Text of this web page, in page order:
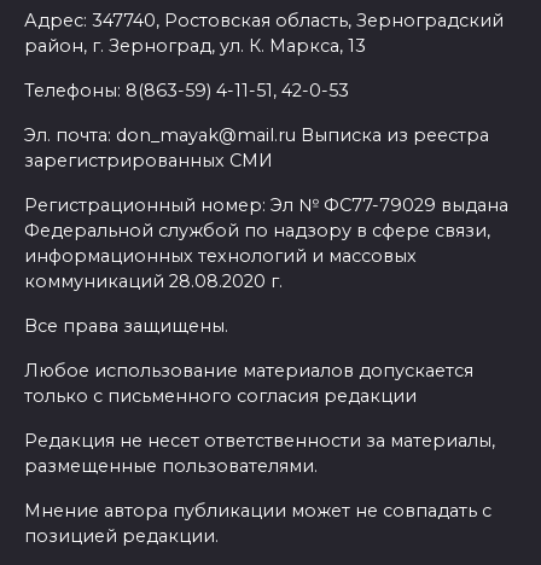
Адрес: 347740, Ростовская область, Зерноградский
район, г. Зерноград, ул. К. Маркса, 13
Телефоны: 8(863-59) 4-11-51, 42-0-53
Эл. почта: don_mayak@mail.ru Выписка из реестра
зарегистрированных СМИ
Регистрационный номер: Эл № ФС77-79029 выдана
Федеральной службой по надзору в сфере связи,
информационных технологий и массовых
коммуникаций 28.08.2020 г.
Все права защищены.
Любое использование материалов допускается
только с письменного согласия редакции
Редакция не несет ответственности за материалы,
размещенные пользователями.
Мнение автора публикации может не совпадать с
позицией редакции.